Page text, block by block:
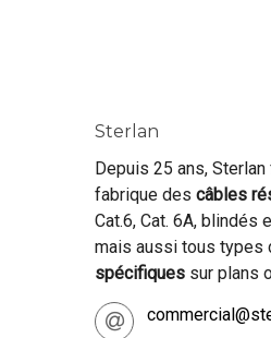
Sterlan
Depuis 25 ans,
fabrique des câbles
Cat.6, Cat. 6A, blindés
mais aussi tous types
spécifiques sur plans